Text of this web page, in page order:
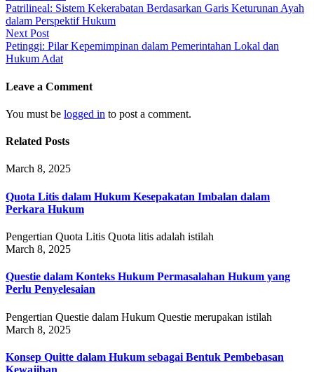
navigation
Patrilineal: Sistem Kekerabatan Berdasarkan Garis Keturunan Ayah
dalam Perspektif Hukum
Next Post
Petinggi: Pilar Kepemimpinan dalam Pemerintahan Lokal dan
Hukum Adat
Leave a Comment
You must be logged in to post a comment.
Related Posts
March 8, 2025
Quota Litis dalam Hukum Kesepakatan Imbalan dalam
Perkara Hukum
Pengertian Quota Litis Quota litis adalah istilah
March 8, 2025
Questie dalam Konteks Hukum Permasalahan Hukum yang
Perlu Penyelesaian
Pengertian Questie dalam Hukum Questie merupakan istilah
March 8, 2025
Konsep Quitte dalam Hukum sebagai Bentuk Pembebasan
Kewajiban